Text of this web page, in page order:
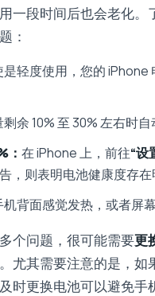
一段时间后也会老化
：
是轻度使用，您的
余 10% 至 30% 左右时
： 在 iPhone 上，前往“设
，则表明电池健康度存在
机背面感觉发热，或者屏
个问题，很可能需要更
尤其需要注意的是，
时更换电池可以避免手